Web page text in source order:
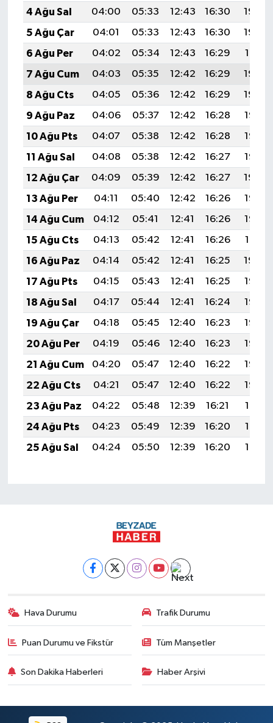
4 Ağu Sal
04:00 05:33 12:43 16:30
19:43
5 Ağu Çar
04:01 05:33 12:43 16:30
19:42
6 Ağu Per
04:02 05:34 12:43 16:29
19:41
7 Ağu Cum
04:03 05:35 12:42 16:29
19:40
8 Ağu Cts
04:05 05:36 12:42 16:29
19:39
9 Ağu Paz
04:06 05:37 12:42 16:28
19:38
10 Ağu Pts
04:07 05:38 12:42 16:28
19:37
11 Ağu Sal
04:08 05:38 12:42 16:27
19:35
12 Ağu Çar
04:09 05:39 12:42 16:27
19:34
13 Ağu Per
04:11 05:40 12:42 16:26
19:33
14 Ağu Cum
04:12 05:41 12:41 16:26
19:32
15 Ağu Cts
04:13 05:42 12:41 16:26
19:31
16 Ağu Paz
04:14 05:42 12:41 16:25
19:30
17 Ağu Pts
04:15 05:43 12:41 16:25
19:28
18 Ağu Sal
04:17 05:44 12:41 16:24
19:27
19 Ağu Çar
04:18 05:45 12:40 16:23
19:26
20 Ağu Per
04:19 05:46 12:40 16:23
19:25
21 Ağu Cum
04:20 05:47 12:40 16:22
19:23
22 Ağu Cts
04:21 05:47 12:40 16:22
19:22
23 Ağu Paz
04:22 05:48 12:39 16:21
19:21
24 Ağu Pts
04:23 05:49 12:39 16:20
19:19
25 Ağu Sal
04:24 05:50 12:39 16:20 19:18
Hava Durumu Trafik Durumu
Puan Durumu ve Fikstür Tüm Manşetler
Son Dakika Haberleri Haber Arşivi